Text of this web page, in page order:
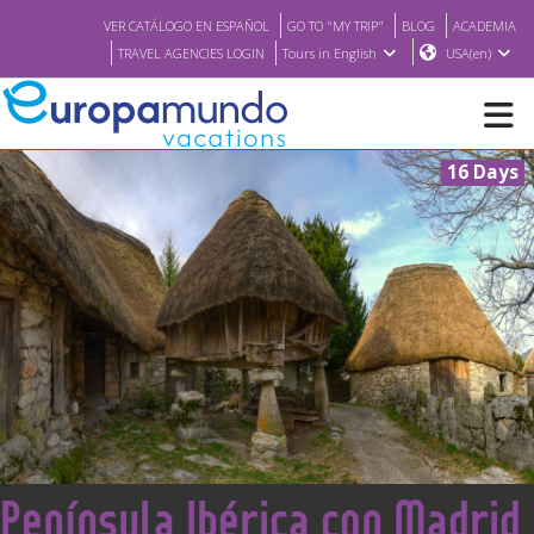
VER CATÁLOGO EN ESPAÑOL GO TO "MY TRIP" BLOG
ACADEMIA
TRAVEL AGENCIES LOGIN
Tours in English USA(en)
NEW
BROCHURE PDF
WHERE TO BUY
FEATURED
ABOUT US
16 Days
<
Península Ibérica con Madrid